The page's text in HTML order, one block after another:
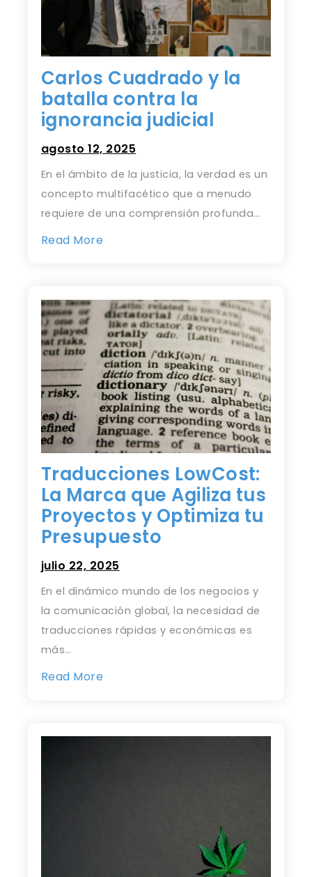
Carlos Cuadrado y la
batalla contra la
ignorancia judicial
agosto 12, 2025
En el ámbito de la justicia, la verdad es un
concepto multifacético que a menudo
requiere de una comprensión profunda…
Read More
Traducciones LowCost:
La Marca que Agiliza tus
Proyectos y Optimiza tu
Presupuesto
julio 22, 2025
En el dinámico mundo de los negocios y
la comunicación global, la necesidad de
traducciones rápidas y económicas es
más…
Read More